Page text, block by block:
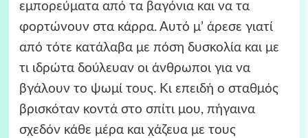
εμπορεύματα από τα βαγόνια και να τα
φορτώνουν στα κάρρα. Αυτό μ’ άρεσε γιατί
από τότε κατάλαβα με πόση δυσκολία και με
τι ιδρώτα δούλευαν οι άνθρωποι για να
βγάλουν το ψωμί τους. Κι επειδή ο σταθμός
βρισκόταν κοντά στο σπίτι μου, πήγαινα
σχεδόν κάθε μέρα και χάζευα με τους